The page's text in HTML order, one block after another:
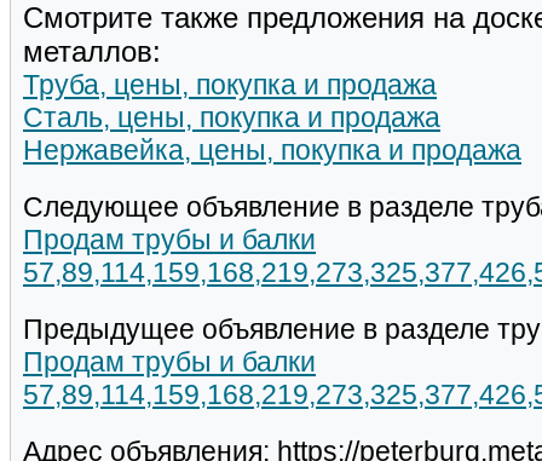
Смотрите также предложения на
металлов:
Труба, цены, покупка и продажа
Сталь, цены, покупка и продажа
Нержавейка, цены, покупка и продажа
Следующее объявление в разделе
Продам трубы и балки
Предыдущее объявление в разделе
Продам трубы и балки
Адрес объявления: https://